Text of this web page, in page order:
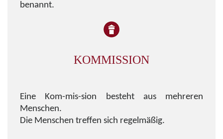
benannt.
KOMMISSION
Eine Kom-mis-sion besteht aus mehreren
Menschen.
Die Menschen treffen sich regelmäßig.